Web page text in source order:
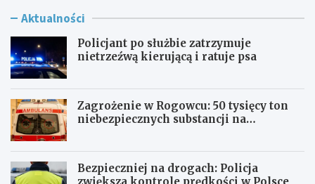
Aktualności
Policjant po służbie zatrzymuje
nietrzeźwą kierującą i ratuje psa
Zagrożenie w Rogowcu: 50 tysięcy ton
niebezpiecznych substancji na
Bezpieczniej na drogach: Policja
zwiększa kontrole prędkości w Polsce